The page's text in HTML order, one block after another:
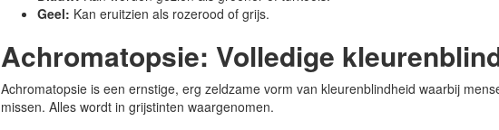
Geel: Kan eruitzien als rozerood of grijs.
Achromatopsie: Volledige
Achromatopsie is een ernstige, erg zeldzame vorm van kleurenblindheid waarbij
missen. Alles wordt in grijstinten waargenomen.